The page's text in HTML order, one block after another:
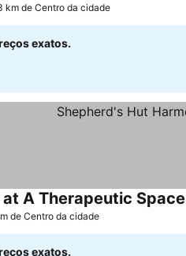
km de Centro da cidade
exatos.
A Therapeutic Space
de Centro da cidade
exatos.